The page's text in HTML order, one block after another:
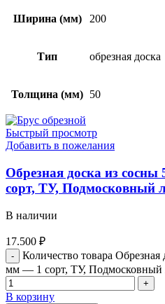
Ширина (мм) 200
Тип обрезная доска
Толщина (мм) 50
Быстрый просмотр
Добавить в пожелания
Обрезная доска из
сорт, ТУ, Подмосковный
В наличии
17.500 ₽
Количество товара
мм — 1 сорт, ТУ, Подмосковный
В корзину